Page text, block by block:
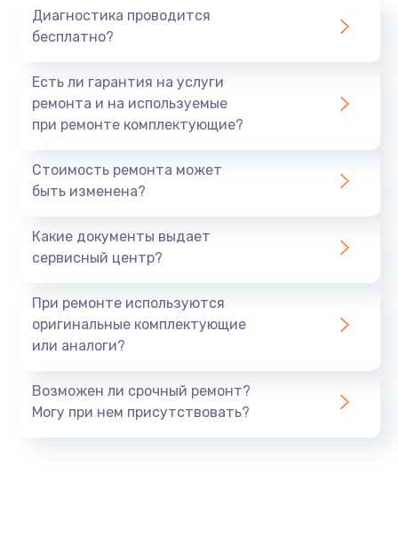
Диагностика проводится
бесплатно?
Есть ли гарантия на услуги
ремонта и на используемые
при ремонте комплектующие?
Стоимость ремонта может
быть изменена?
Какие документы выдает
сервисный центр?
При ремонте используются
оригинальные комплектующие
или аналоги?
Возможен ли срочный ремонт?
Могу при нем присутствовать?